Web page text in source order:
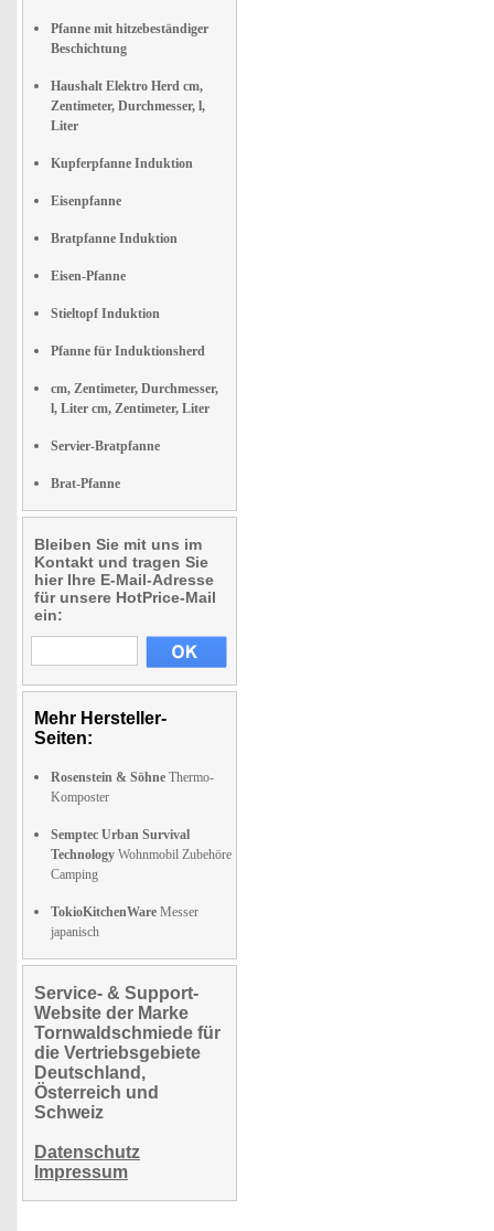
Pfanne mit hitzebeständiger
Beschichtung
Haushalt Elektro Herd cm,
Zentimeter, Durchmesser, l,
Liter
Kupferpfanne Induktion
Eisenpfanne
Bratpfanne Induktion
Eisen-Pfanne
Stieltopf Induktion
Pfanne für Induktionsherd
cm, Zentimeter, Durchmesser,
l, Liter cm, Zentimeter, Liter
Servier-Bratpfanne
Brat-Pfanne
Bleiben Sie mit uns im
Kontakt und tragen Sie
hier Ihre E-Mail-Adresse
für unsere HotPrice-Mail
ein:
Mehr Hersteller-
Seiten:
Rosenstein & Söhne Thermo-
Komposter
Semptec Urban Survival
Technology Wohnmobil Zubehöre
Camping
TokioKitchenWare Messer
japanisch
Service- & Support-
Website der Marke
Tornwaldschmiede für
die Vertriebsgebiete
Deutschland,
Österreich und
Schweiz
Datenschutz
Impressum